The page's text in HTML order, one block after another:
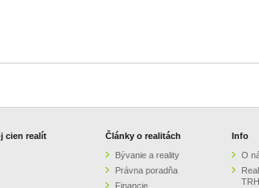
cien realít
Články o realitách
Bývanie a reality
Právna poradňa
Financie
Info
O